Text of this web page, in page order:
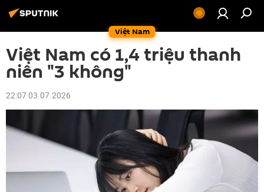
Việt Nam
Việt Nam có 1,4 triệu thanh
niên "3 không"
22:07 03.07.2026